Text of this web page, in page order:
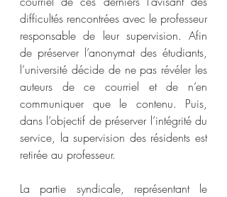
difficultés rencontrées avec le professeur
responsable de leur supervision. Afin
de préserver l’anonymat des étudiants,
l’université décide de ne pas révéler les
auteurs de ce courriel et de n’en
communiquer que le contenu. Puis,
dans l’objectif de préserver l’intégrité du
service, la supervision des résidents est
retirée au professeur.
La partie syndicale, représentant le